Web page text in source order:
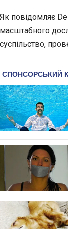
Як повідомляє
масштабного
суспільство,